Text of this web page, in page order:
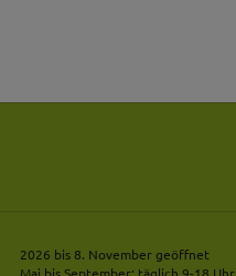
2026 bis 8. November geöffnet